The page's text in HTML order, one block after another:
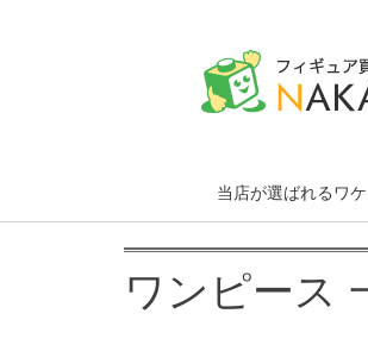
当店が選ばれるワケ
ワンピース